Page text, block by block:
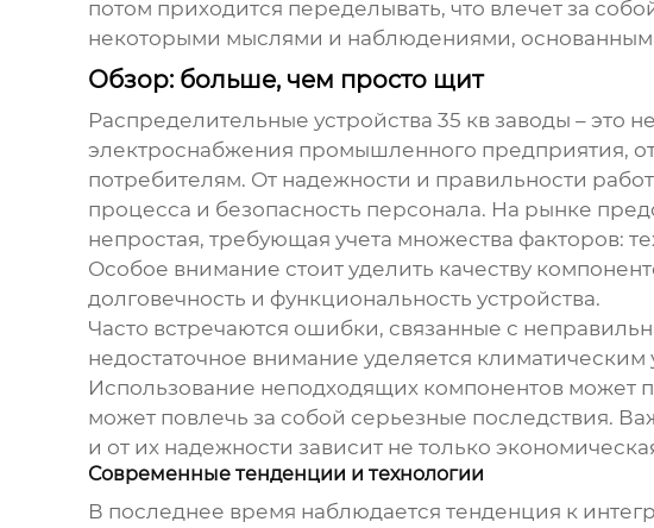
потом приходится переделывать, что влечет за
некоторыми мыслями и наблюдениями,
Обзор: больше, чем просто щит
Распределительные устройства 35 кв заводы – это
электроснабжения промышленного предприятия,
потребителям. От надежности и правильности
процесса и безопасность персонала. На рынке
непростая, требующая учета множества факторов:
Особое внимание стоит уделить качеству
долговечность и функциональность устройства.
Часто встречаются ошибки, связанные с
недостаточное внимание уделяется
Использование неподходящих компонентов может
может повлечь за собой серьезные последствия.
и от их надежности зависит не только
Современные тенденции и технологии
В последнее время наблюдается тенденция к